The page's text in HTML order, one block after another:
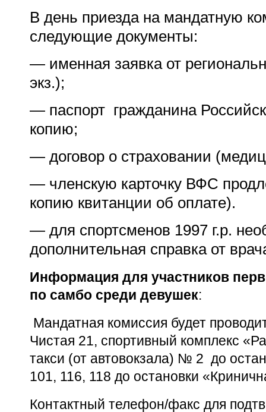
В день приезда на мандатную
следующие документы:
— именная заявка от
экз.);
— паспорт гражданина
копию;
— договор о страховании
— членскую карточку ВФС
копию квитанции об оплате).
— для спортсменов 1997 г.р.
дополнительная справка от
Информация для участников
по самбо среди девушек:
Мандатная комиссия будет
Чистая 21, спортивный комплекс
такси (от автовокзала) № 2 до
101, 116, 118 до остановки
Контактный телефон/факс для